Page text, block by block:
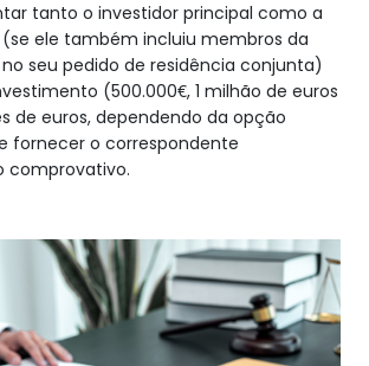
tanto o investidor principal como a
ele também incluiu membros da
seu pedido de residência conjunta)
(500.000€, 1 milhão de euros
de euros, dependendo da opção
fornecer o correspondente
comprovativo.